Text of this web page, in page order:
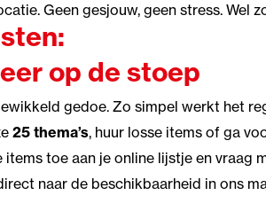
Geen gesjouw, geen stress. Wel
op de stoep
gedoe. Zo simpel werkt het
25 thema’s, huur losse items of ga
items toe aan je online lijstje en vraag
naar de beschikbaarheid in ons